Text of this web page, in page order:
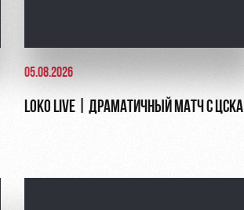
05.08.2026
LOKO LIVE | ДРАМАТИЧНЫЙ МАТЧ С ЦСКА